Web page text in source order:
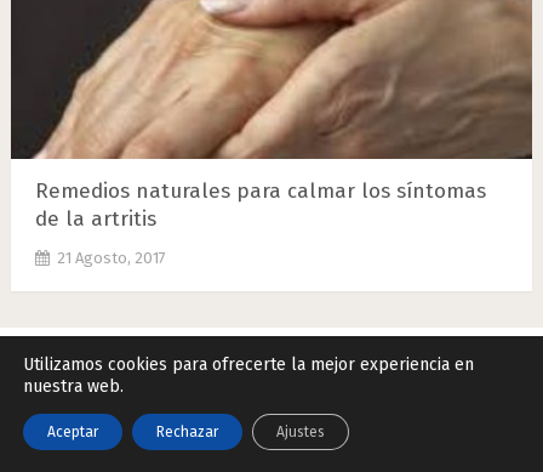
Remedios naturales para calmar los síntomas
de la artritis
21 Agosto, 2017
Remedios Naturales.Net
Contactar| Datos Legales y Privacidad|
Utilizamos cookies para ofrecerte la mejor experiencia en
nuestra web.
Aceptar Rechazar Ajustes